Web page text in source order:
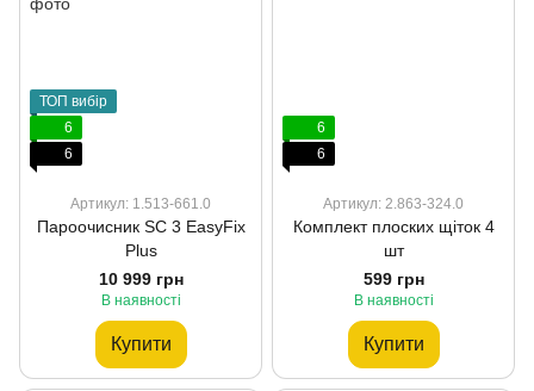
ТОП вибір
6
6
Артикул: 1.513-661.0
Пароочисник SC 3 EasyFix
Plus
10 999 грн
В наявності
Купити
6
6
Артикул: 2.863-324.0
Комплект плоских щіток 4
шт
599 грн
В наявності
Купити